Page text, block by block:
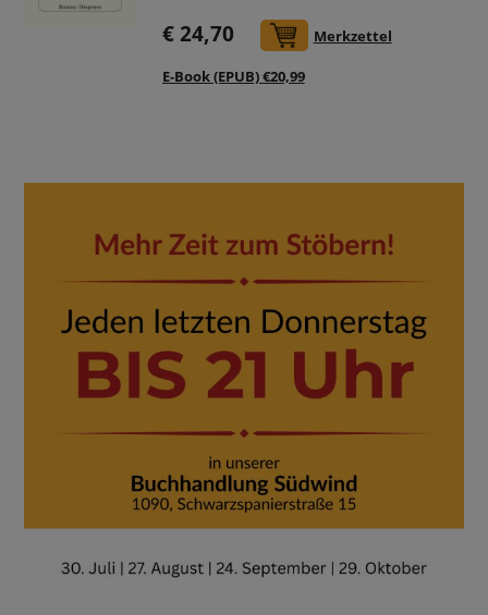
€ 24,70 In den Warenkorb
Merkzettel
E-Book (EPUB) €20,99